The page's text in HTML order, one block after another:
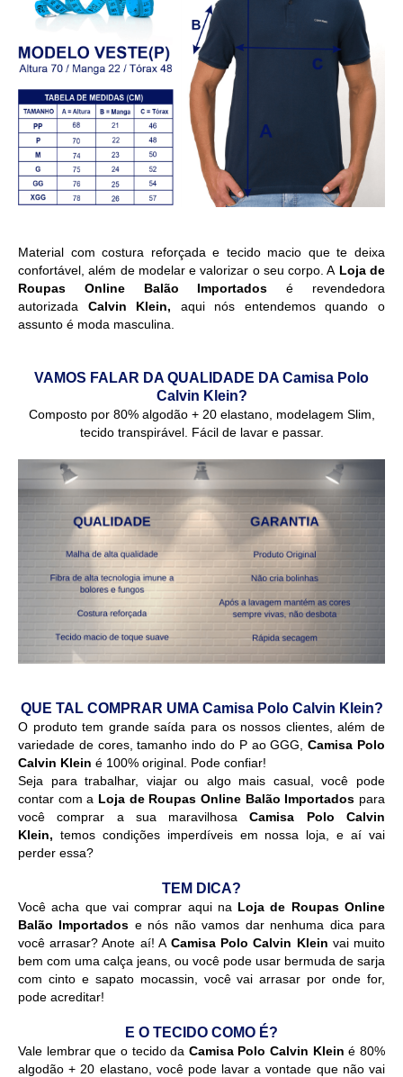
Material com costura reforçada e tecido macio que te deixa
confortável, além de modelar e valorizar o seu corpo. A Loja de
Roupas Online Balão Importadosé revendedora
autorizada Calvin Klein, aqui nós entendemos quando o
assunto é moda masculina.
VAMOS FALAR DA QUALIDADE DA Camisa Polo
Calvin Klein?
Composto por 80% algodão + 20 elastano, modelagem Slim,
tecido transpirável. Fácil de lavar e passar.
QUE TAL COMPRAR UMA Camisa Polo Calvin Klein?
O produto tem grande saída para os nossos clientes, além de
variedade de cores, tamanho indo do P ao GGG,Camisa Polo
Calvin Klein é 100% original. Pode confiar!
Seja para trabalhar, viajar ou algo mais casual, você pode
contar com a Loja de Roupas Online Balão Importados para
você comprar a sua maravilhosaCamisa Polo Calvin
Klein, temos condições imperdíveis em nossa loja, e aí vai
perder essa?
TEM DICA?
Você acha que vai comprar aqui na Loja de Roupas Online
Balão Importados e nós não vamos dar nenhuma dica para
você arrasar? Anote aí! A Camisa Polo Calvin Klein vai muito
bem com uma calça jeans, ou você pode usar bermuda de sarja
com cinto e sapato mocassin, você vai arrasar por onde for,
pode acreditar!
E O TECIDO COMO É?
Vale lembrar que o tecido da Camisa Polo Calvin Klein é 80%
algodão + 20 elastano, você pode lavar a vontade que não vai